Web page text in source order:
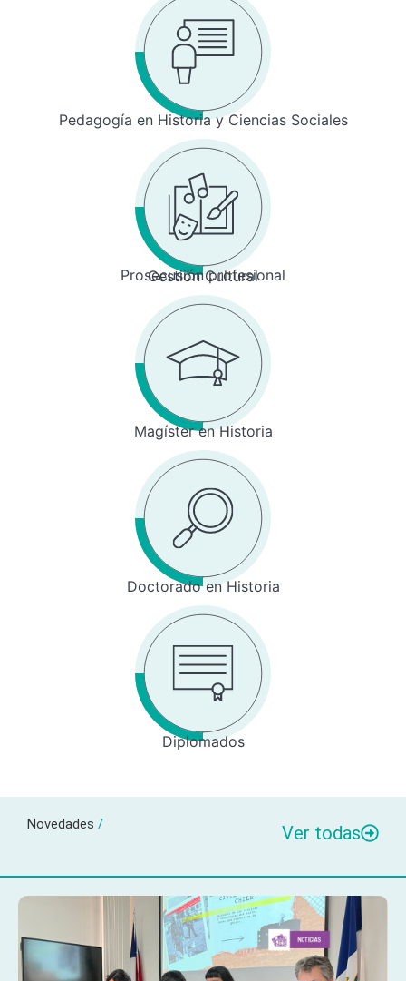
Pedagogía en Historia y Ciencias Sociales
Prosecusión profesional
Gestión Cultural
Magíster en Historia
Doctorado en Historia
Diplomados
Novedades / Ver todas